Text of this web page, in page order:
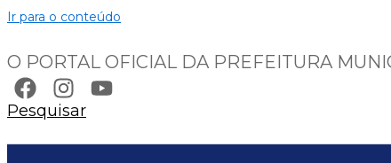
Ir para o conteúdo
O PORTAL OFICIAL DA PREFEITURA
Pesquisar